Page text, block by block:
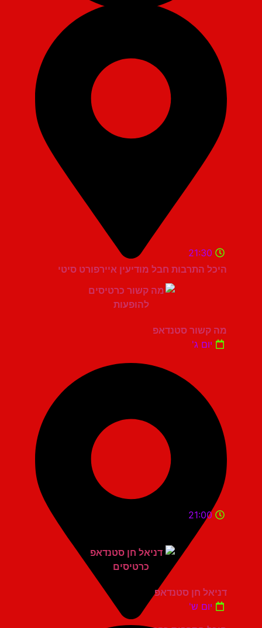
היכל התרבות חבל מודיעין איירפורט סיטי
21:30
מה קשור סטנדאפ
יום ג'
21:00
דניאל חן סטנדאפ
יום ש'